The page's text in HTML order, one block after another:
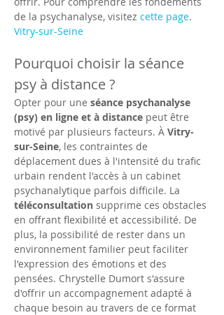
de la psychanalyse, visitez cette page.
Vitry-sur-Seine
Pourquoi choisir la séance
psy à distance ?
Opter pour une séance psychanalyse
(psy) en ligne et à distance peut être
motivé par plusieurs facteurs. À Vitry-
sur-Seine, les contraintes de
déplacement dues à l'intensité du trafic
urbain rendent l'accès à un cabinet
psychanalytique parfois difficile. La
téléconsultation supprime ces obstacles
en offrant flexibilité et accessibilité. De
plus, la possibilité de rester dans un
environnement familier peut faciliter
l'expression des émotions et des
pensées. Chrystelle Dumort s'assure
d'offrir un accompagnement adapté à
chaque besoin au travers de ce format